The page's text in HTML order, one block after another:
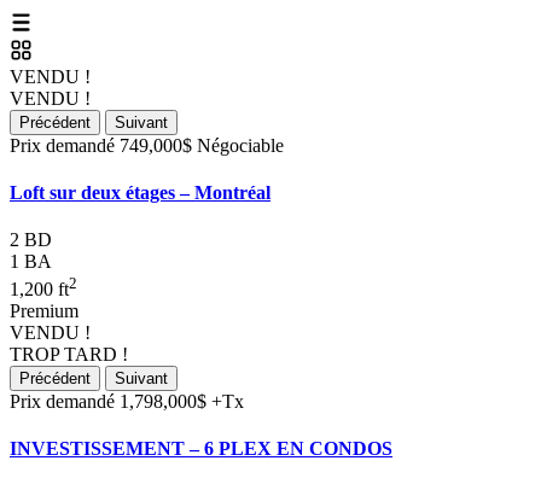
VENDU !
VENDU !
Précédent Suivant
Prix demandé 749,000$ Négociable
Loft sur deux étages – Montréal
2 BD
1 BA
1,200 ft2
Premium
VENDU !
TROP TARD !
Précédent Suivant
Prix demandé 1,798,000$ +Tx
INVESTISSEMENT – 6 PLEX EN CONDOS